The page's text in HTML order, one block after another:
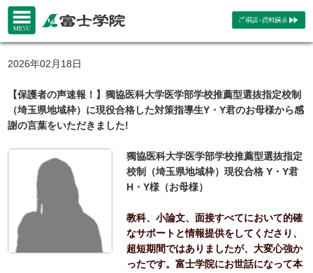
2026年02月18日
【保護者の声速報！】獨協医科大学医学部学校推薦型選抜指定校制
（埼玉県地域枠）に現役合格した対策指導生Y・Y君のお母様から感
謝の言葉をいただきました!
獨協医科大学医学部学校推薦型選抜指定
校制（埼玉県地域枠）現役合格 Y・Y君
H・Y様（お母様）
教科、小論文、面接すべてにおいて的確
なサポートと情報提供をしてくださり、
超短期間ではありましたが、大変心強か
ったです。富士学院にお世話になって本